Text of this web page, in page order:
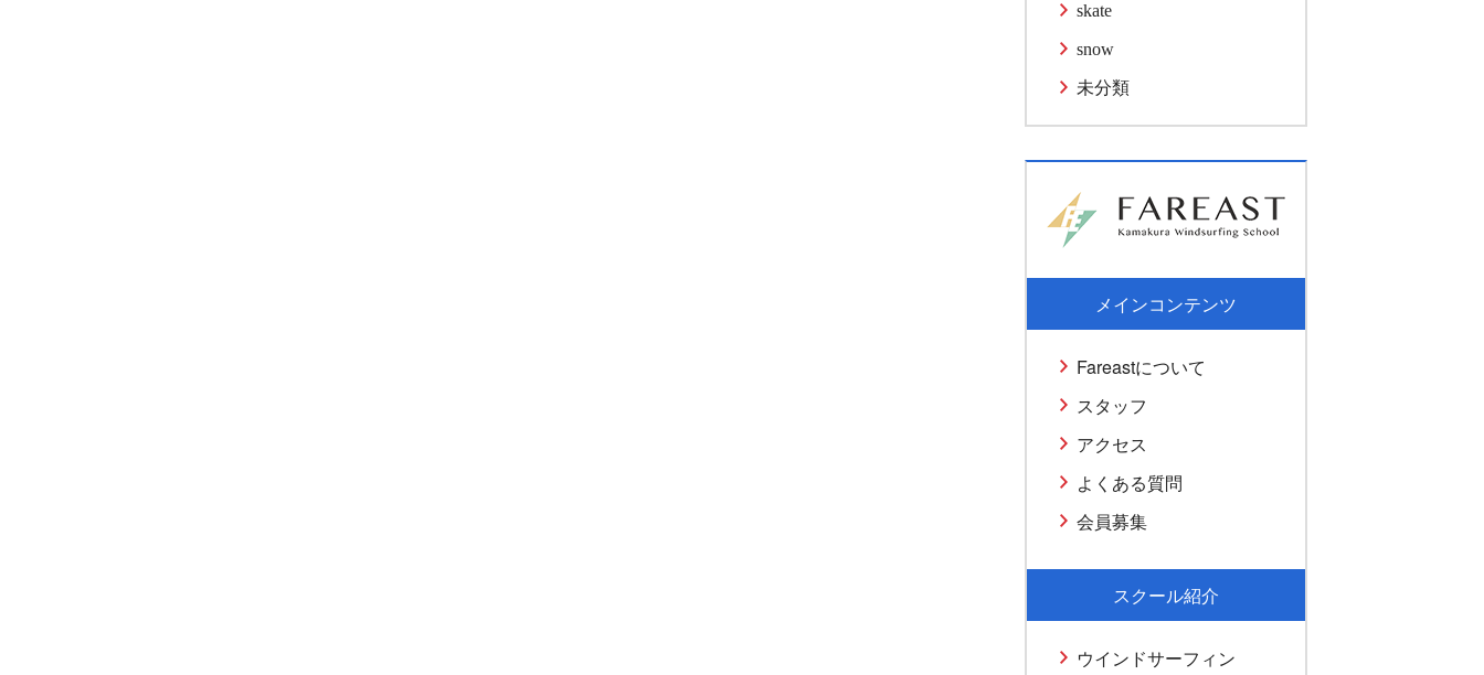
skate
snow
未分類
メインコンテンツ
Fareastについて
スタッフ
アクセス
よくある質問
会員募集
スクール紹介
ウインドサーフィン